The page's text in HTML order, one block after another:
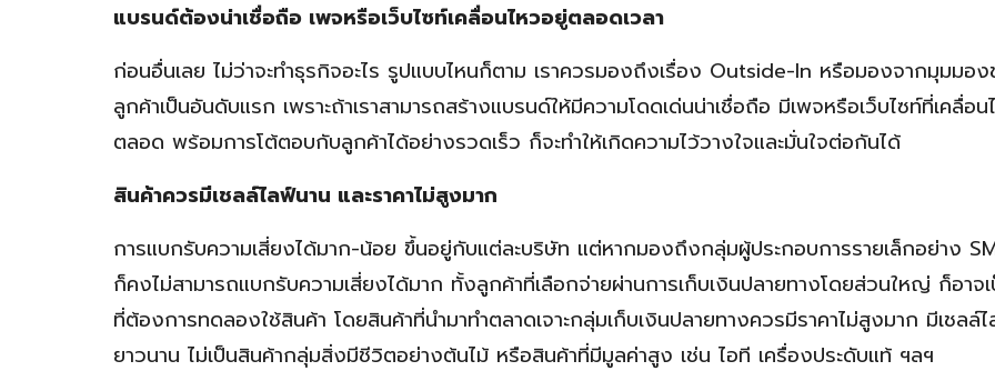
แบรนด์ต้องน่าเชื่อถือ เพจหรือเว็บไซท์เคลื่อนไหวอยู่ตลอดเวลา
ก่อนอื่นเลย ไม่ว่าจะทำธุรกิจอะไร รูปแบบไหนก็ตาม เราควรมองถึงเรื่อง Outside-In หรือมองจากมุมมอ
ลูกค้าเป็นอันดับแรก เพราะถ้าเราสามารถสร้างแบรนด์ให้มีความโดดเด่นน่าเชื่อถือ มีเพจหรือเว็บไซท์ที่เคลื่อ
ตลอด พร้อมการโต้ตอบกับลูกค้าได้อย่างรวดเร็ว ก็จะทำให้เกิดความไว้วางใจและมั่นใจต่อกันได้
สินค้าควรมีเชลล์ไลฟ์นาน และราคาไม่สูงมาก
การแบกรับความเสี่ยงได้มาก-น้อย ขึ้นอยู่กับแต่ละบริษัท แต่หากมองถึงกลุ่มผู้ประกอบการรายเล็กอย่าง
ก็คงไม่สามารถแบกรับความเสี่ยงได้มาก ทั้งลูกค้าที่เลือกจ่ายผ่านการเก็บเงินปลายทางโดยส่วนใหญ่ ก็อาจ
ที่ต้องการทดลองใช้สินค้า โดยสินค้าที่นำมาทำตลาดเจาะกลุ่มเก็บเงินปลายทางควรมีราคาไม่สูงมาก มีเชลล์
ยาวนาน ไม่เป็นสินค้ากลุ่มสิ่งมีชีวิตอย่างต้นไม้ หรือสินค้าที่มีมูลค่าสูง เช่น ไอที เครื่องประดับแท้ ฯลฯ